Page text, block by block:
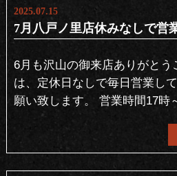
2025.07.15
7月八戸ノ里店休みなしで営
6月も沢山の御来店ありがとう
は、定休日なしで毎日営業し
願い致します。 営業時間17時